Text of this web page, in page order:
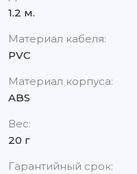
1.2 м.
Материал кабеля:
PVC
Материал корпуса:
ABS
Вес:
20 г
Гарантийный срок: